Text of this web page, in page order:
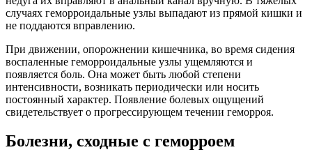
случаях геморроидальные узлы выпадают из прямой кишки и
не поддаются вправлению.
При движении, опорожнении кишечника, во время сидения
воспаленные геморроидальные узлы ущемляются и
появляется боль. Она может быть любой степени
интенсивности, возникать периодически или носить
постоянный характер. Появление болевых ощущений
свидетельствует о прогрессирующем течении геморроя.
Болезни, сходные с геморроем